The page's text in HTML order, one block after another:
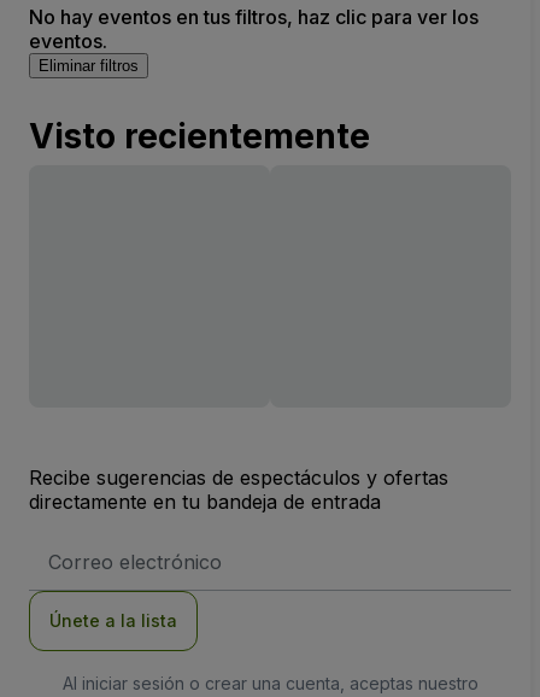
No hay eventos en tus filtros, haz clic para ver los
eventos.
Eliminar filtros
Visto recientemente
Recibe sugerencias de espectáculos y ofertas
directamente en tu bandeja de entrada
de
Únete a la lista
Al iniciar sesión o crear una cuenta, aceptas nuestro